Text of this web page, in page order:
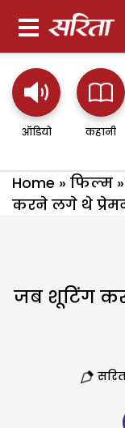
ऑडियो कहानी
Home » फिल्म »
करने लगे थे
जब शूटिंग